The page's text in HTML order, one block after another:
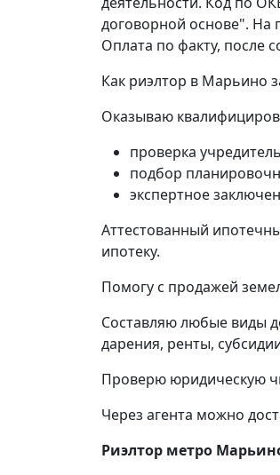
договорной основе". На
Оплата по факту, после
Как риэлтор в Марьино
Оказываю
проверка
подбор
экспертное
Аттестованный
ипотеку.
Помогу с продажей
Составляю любые виды
дарения, ренты,
Проверю юридическую
Через агента можно
Риэлтор метро